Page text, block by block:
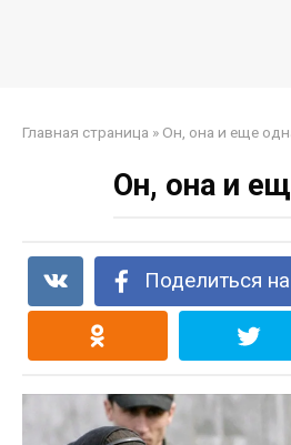
Главная страница » Он, она и еще
Он, она и
Поделиться